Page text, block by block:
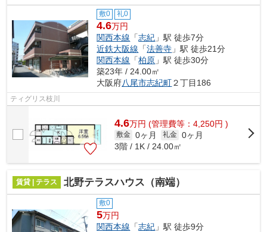
敷0 礼0
4.6万円
関西本線 「志紀 」駅 徒歩7分
近鉄大阪線 「法善寺 」駅 徒歩21分
関西本線 「柏原 」駅 徒歩30分
築23年 / 24.00㎡
大阪府八尾市志紀町２丁目186
ティグリス枝川
4.6万円 (管理費等：4,250円 )
敷金 0ヶ月 礼金 0ヶ月
3階 / 1K / 24.00㎡
賃貸 | テラス 北野テラスハウス（南端）
敷0
5万円
関西本線 「志紀 」駅 徒歩9分